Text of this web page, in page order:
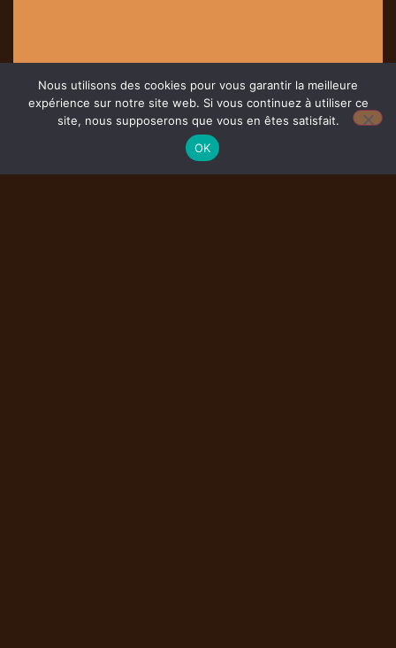
Nous utilisons des cookies pour vous garantir la meilleure
expérience sur notre site web. Si vous continuez à utiliser ce
site, nous supposerons que vous en êtes satisfait.
OK